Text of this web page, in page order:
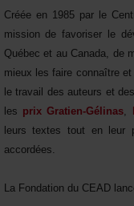
les prixGratien-Gélinas,
accordées.